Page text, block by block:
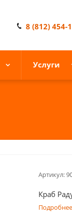
8 (812) 454-
Услуги
Артикул:
Краб
Подробнее